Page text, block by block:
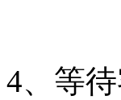
4、等待